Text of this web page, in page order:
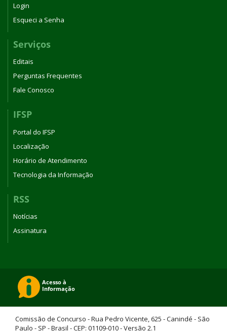
Login
Esqueci a Senha
Serviços
Editais
Perguntas Frequentes
Fale Conosco
IFSP
Portal do IFSP
Localização
Horário de Atendimento
Tecnologia da Informação
RSS
Notícias
Assinatura
Comissão de Concurso - Rua Pedro Vicente, 625 - Canindé - São
Paulo - SP - Brasil - CEP: 01109-010 - Versão 2.1